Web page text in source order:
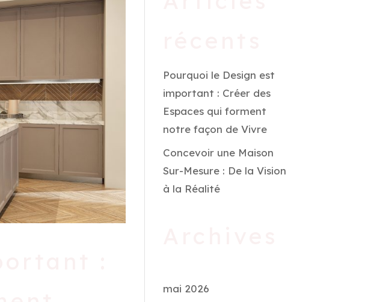
Pourquoi le Design est
important : Créer des
Espaces qui forment
notre façon de Vivre
Concevoir une Maison
Sur-Mesure : De la Vision
à la Réalité
mai 2026